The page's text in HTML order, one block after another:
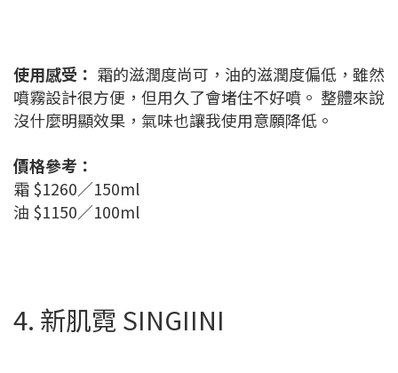
使用感受： 霜的滋潤度尚可，油的滋潤度偏低，雖然
噴霧設計很方便，但用久了會堵住不好噴。 整體來說
沒什麼明顯效果，氣味也讓我使用意願降低。
價格參考：
霜 $1260／150ml
油 $1150／100ml
4. 新肌霓 SINGIINI